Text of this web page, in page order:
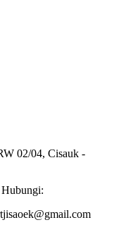
02/04, Cisauk -